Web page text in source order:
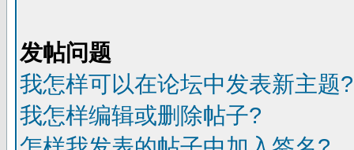
发帖问题
我怎样可以在论坛中发表新主题?
我怎样编辑或删除帖子?